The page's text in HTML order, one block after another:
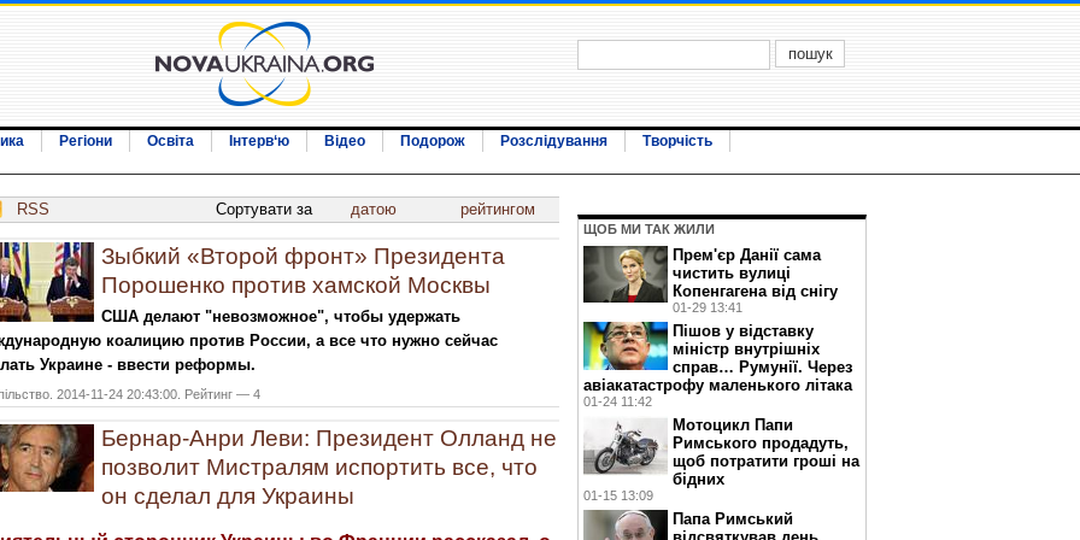
Регіони Освіта Інтерв‘ю Відео Подорож Розслідування Творчість
RSS Сортувати за датою рейтингом
Зыбкий «Второй фронт» Президента
Порошенко против хамской Москвы
США делают "невозможное", чтобы удержать
коалицию против России, а все что нужно сейчас
Украине - ввести реформы.
2014-11-24 20:43:00. Рейтинг — 4
Бернар-Анри Леви: Президент Олланд не
позволит Мистралям испортить все, что
он сделал для Украины
ЩОБ МИ ТАК ЖИЛИ
Прем'єр Данії сама
чистить вулиці
Копенгагена від снігу
01-29 13:41
Пішов у відставку
міністр внутрішніх
справ… Румунії. Через
авіакатастрофу маленького літака
01-24 11:42
Мотоцикл Папи
Римського продадуть,
щоб потратити гроші на
бідних
01-15 13:09
Папа Римський